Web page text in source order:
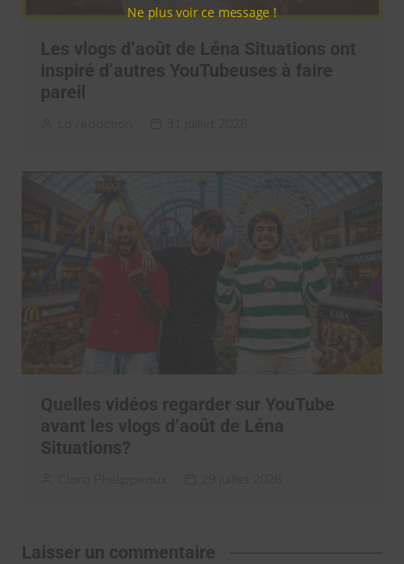
Les vlogs d’août de Léna Situations ont
inspiré d’autres YouTubeuses à faire
pareil
Quelles vidéos regarder sur YouTube
avant les vlogs d’août de Léna
Situations?
Laisser un commentaire
Ne plus voir ce message !